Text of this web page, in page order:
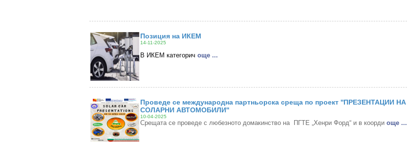
Позиция на ИКЕМ
14-11-2025
В ИКЕМ категорич oще ...
Проведе се международна партньорска среща по проект ''ПРЕЗЕНТАЦИИ НА
СОЛАРНИ АВТОМОБИЛИ''
10-04-2025
Срещата се проведе с любезното домакинство на ПГТЕ „Хенри Форд“ и в коорди oще ...